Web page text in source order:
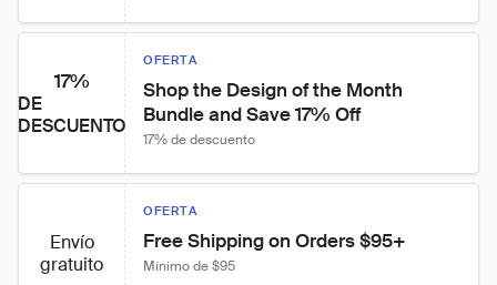
17%
DE
DESCUENTO
OFERTA
Shop the Design of the Month
Bundle and Save 17% Off
17% de descuento
Envío
gratuito
OFERTA
Free Shipping on Orders $95+
Mínimo de $95